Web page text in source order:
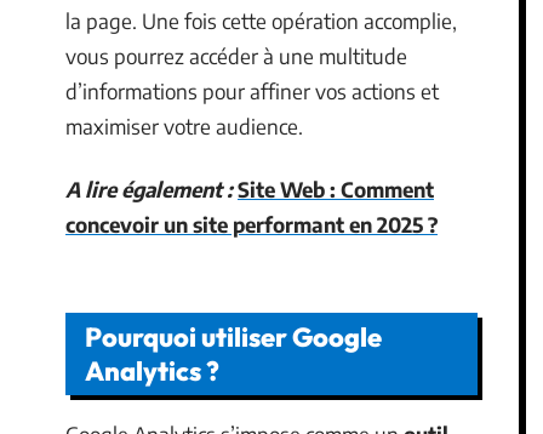
la page. Une fois cette opération accomplie,
vous pourrez accéder à une multitude
d’informations pour affiner vos actions et
maximiser votre audience.
A lire également :Site Web : Comment
concevoir un site performant en 2025 ?
Pourquoi utiliser Google
Analytics ?